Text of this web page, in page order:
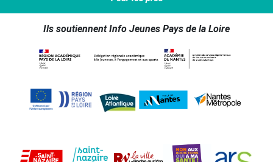
Ils soutiennent Info Jeunes Pays de la Loire